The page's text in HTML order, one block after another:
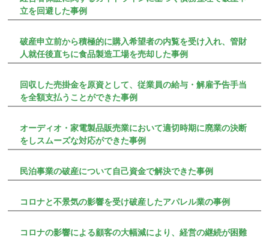
立を回避した事例
破産申立前から積極的に購入希望者の内覧を受け入れ、管財
人就任後直ちに食品製造工場を売却した事例
回収した売掛金を原資として、従業員の給与・解雇予告手当
を全額支払うことができた事例
オーディオ・家電製品販売業において適切時期に廃業の決断
をしスムーズな対応ができた事例
民泊事業の破産について自己資金で解決できた事例
コロナと不景気の影響を受け破産したアパレル業の事例
コロナの影響による顧客の大幅減により、経営の継続が困難